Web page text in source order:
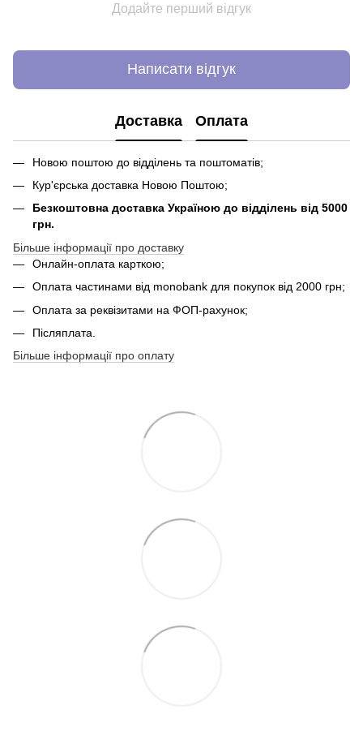
Додайте перший відгук
Написати відгук
Доставка Оплата
Новою поштою до відділень та поштоматів;
Кур'єрська доставка Новою Поштою;
Безкоштовна доставка Україною до відділень від 5000
грн.
Більше інформації про доставку
Онлайн-оплата карткою;
Оплата частинами від monobank для покупок від 2000 грн;
Оплата за реквізитами на ФОП-рахунок;
Післяплата.
Більше інформації про оплату